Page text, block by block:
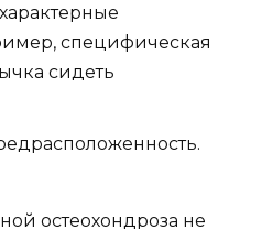
специфическая
сидеть
остеохондроза не